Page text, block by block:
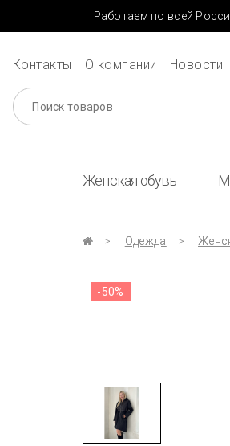
Работаем по всей
Контакты О компании Новости
Женская обувь
Одежда
-50%